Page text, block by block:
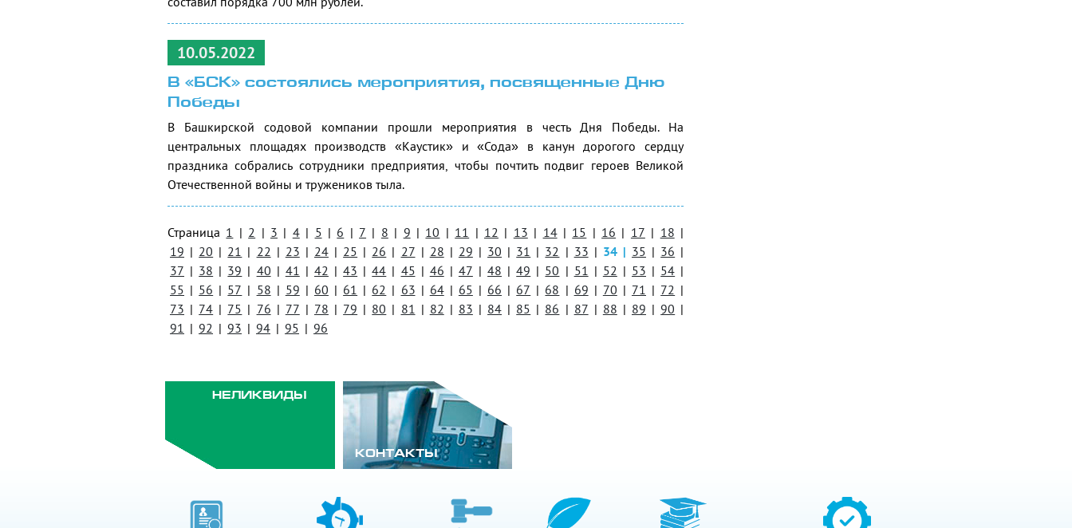
10.05.2022
В «БСК» состоялись мероприятия, посвященные Дню
Победы
В Башкирской содовой компании прошли мероприятия в честь Дня Победы. На
центральных площадях производств «Каустик» и «Сода» в канун дорогого сердцу
праздника собрались сотрудники предприятия, чтобы почтить подвиг героев Великой
Отечественной войны и тружеников тыла.
Страница 1 | 2 | 3 | 4 | 5 | 6 | 7 | 8 | 9 | 10 | 11 | 12 | 13 | 14 | 15 | 16 | 17 | 18 |
19 | 20 | 21 | 22 | 23 | 24 | 25 | 26 | 27 | 28 | 29 | 30 | 31 | 32 | 33 | 34 | 35 | 36 |
37 | 38 | 39 | 40 | 41 | 42 | 43 | 44 | 45 | 46 | 47 | 48 | 49 | 50 | 51 | 52 | 53 | 54 |
55 | 56 | 57 | 58 | 59 | 60 | 61 | 62 | 63 | 64 | 65 | 66 | 67 | 68 | 69 | 70 | 71 | 72 |
73 | 74 | 75 | 76 | 77 | 78 | 79 | 80 | 81 | 82 | 83 | 84 | 85 | 86 | 87 | 88 | 89 | 90 |
91 | 92 | 93 | 94 | 95 | 96
НЕЛИКВИДЫ
КОНТАКТЫ